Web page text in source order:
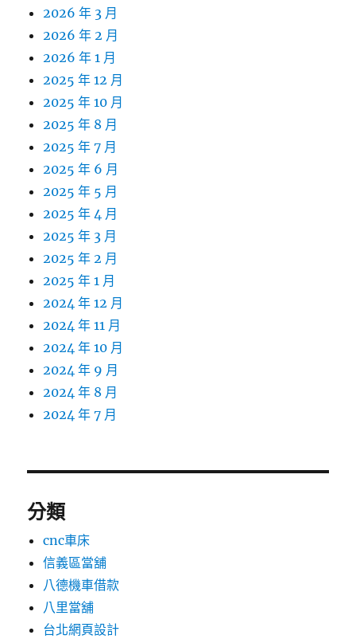
2026 年 3 月
2026 年 2 月
2026 年 1 月
2025 年 12 月
2025 年 10 月
2025 年 8 月
2025 年 7 月
2025 年 6 月
2025 年 5 月
2025 年 4 月
2025 年 3 月
2025 年 2 月
2025 年 1 月
2024 年 12 月
2024 年 11 月
2024 年 10 月
2024 年 9 月
2024 年 8 月
2024 年 7 月
分類
cnc車床
信義區當舖
八德機車借款
八里當舖
台北網頁設計